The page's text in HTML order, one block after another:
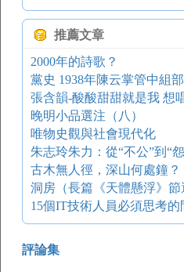
推薦文章
2000年的詩歌？
黨史 1938年陳云掌管中組
晚明小品選注（八）
唯物史觀與社會現代化
古木無人徑，深山何處鐘？
15個IT技術人員必須思考的
評論集